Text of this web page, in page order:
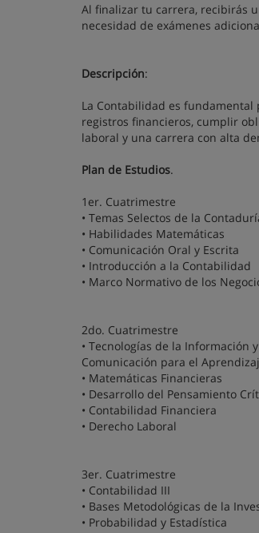
Al finalizar tu carrera, recibirás
necesidad de exámenes
Descripción:
La Contabilidad es
registros financieros, cumplir
laboral y una carrera con alta
Plan de Estudios.
1er. Cuatrimestre
• Temas Selectos de la
• Habilidades Matemáticas
• Comunicación Oral y Escrita
• Introducción a la Contabilidad
• Marco Normativo de los
2do. Cuatrimestre
• Tecnologías de la Información
Comunicación para el
• Matemáticas Financieras
• Desarrollo del Pensamiento
• Contabilidad Financiera
• Derecho Laboral
3er. Cuatrimestre
• Contabilidad III
• Bases Metodológicas de la
• Probabilidad y Estadística